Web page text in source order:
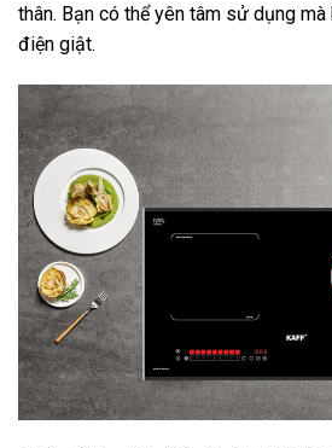
thân. Bạn có thể yên tâm sử dụng
điện giật.